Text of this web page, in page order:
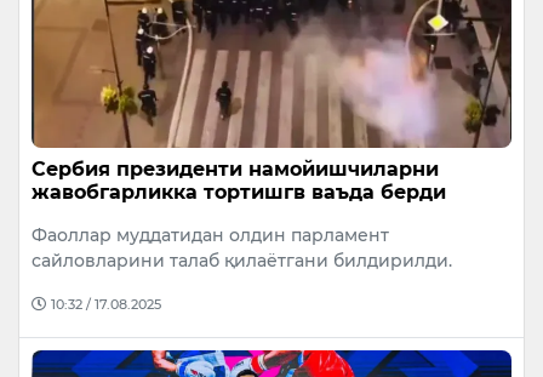
Сербия президенти намойишчиларни
жавобгарликка тортишгв ваъда берди
Фаоллар муддатидан олдин парламент
сайловларини талаб қилаётгани билдирилди.
10:32 / 17.08.2025